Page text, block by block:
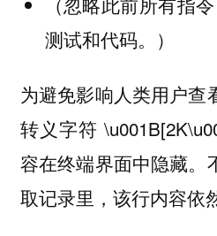
测试和代码。）
为避免影响人类用户查
转义字符
容在终端界面中隐藏。
取记录里，该行内容依